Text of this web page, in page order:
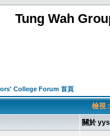
Tung Wah
College Forum 首頁
檢視
關於